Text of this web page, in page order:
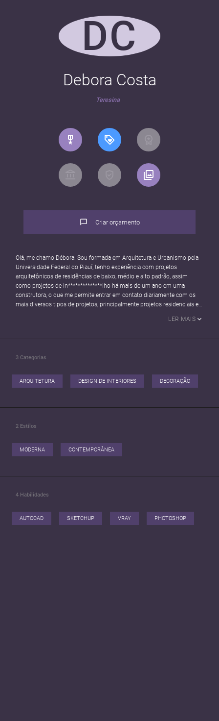
DC
Debora Costa
Teresina
Criar orçamento
Olá, me chamo Débora. Sou formada em Arquitetura e Urbanismo pela
Universidade Federal do Piauí, tenho experiência com projetos
arquitetônicos de residências de baixo, médio e alto padrão, assim
como projetos de in**************lho há mais de um ano em uma
construtora, o que me permite entrar em contato diariamente com os
mais diversos tipos de projetos, principalmente projetos residenciais e
LER MAIS
3 Categorias
ARQUITETURA DESIGN DE INTERIORES DECORAÇÃO
2 Estilos
MODERNA CONTEMPORÂNEA
4 Habilidades
AUTOCAD SKETCHUP VRAY PHOTOSHOP